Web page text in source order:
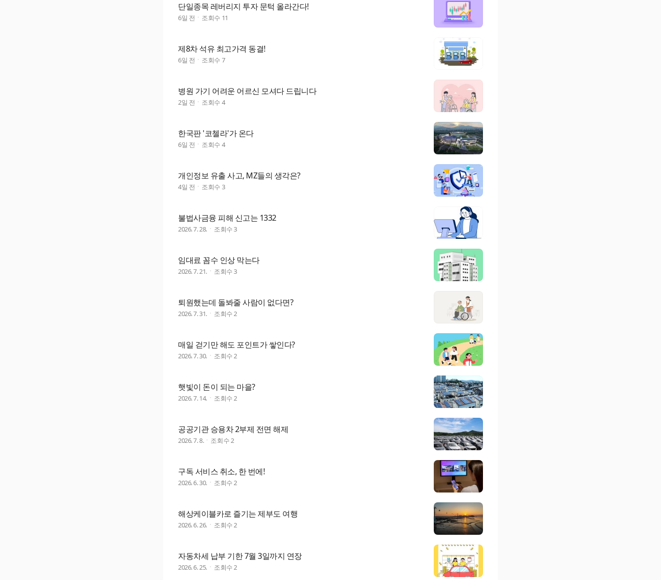
단일종목 레버리지 투자 문턱 올라간다!
6일 전 조회수 11
제8차 석유 최고가격 동결!
6일 전 조회수 7
병원 가기 어려운 어르신 모셔다 드립니다
2일 전 조회수 4
한국판 '코첼라'가 온다
6일 전 조회수 4
개인정보 유출 사고, MZ들의 생각은?
4일 전 조회수 3
불법사금융 피해 신고는 1332
2026. 7. 28. 조회수3
임대료 꼼수 인상 막는다
2026. 7. 21. 조회수3
퇴원했는데 돌봐줄 사람이 없다면?
2026. 7. 31. 조회수2
매일 걷기만 해도 포인트가 쌓인다?
2026. 7. 30. 조회수2
햇빛이 돈이 되는 마을?
2026. 7. 14. 조회수2
공공기관 승용차 2부제 전면 해제
2026. 7. 8. 조회수2
구독 서비스 취소, 한 번에!
2026. 6. 30. 조회수2
해상케이블카로 즐기는 제부도 여행
2026. 6. 26. 조회수2
자동차세 납부 기한 7월 3일까지 연장
2026. 6. 25. 조회수2